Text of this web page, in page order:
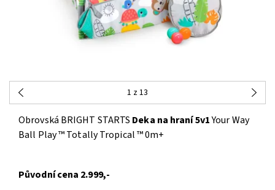
1 z 13
Obrovská BRIGHT STARTS Deka na hraní 5v1Your Way
Ball Play ™ Totally Tropical ™ 0m+
Původní cena 2.999,-